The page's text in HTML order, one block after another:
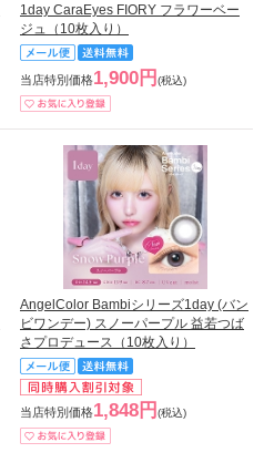
1day CaraEyes FIORY フラワーベー
ジュ（10枚入り）
当店特別価格1,900円 (税込)
AngelColor Bambiシリーズ1day (バン
ビワンデー) スノーパープル 益若つば
さプロデュース（10枚入り）
当店特別価格1,848円 (税込)